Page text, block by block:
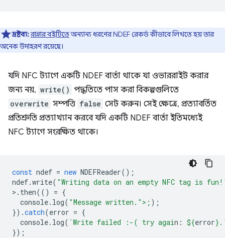
দ্রষ্টব্য:রান্নার বইটিতেঅন্যান্য ধরণের NDEF রেকর্ড কীভাবে লিখতে হয় তার
অনেক উদাহরণ রয়েছে।
যদি NFC ট্যাগে একটি NDEF বার্তা থাকে যা ওভাররাইট করার
জন্য নয়, write() পদ্ধতিতে পাস করা বিকল্পগুলিতে
overwrite সম্পত্তি false সেট করুন। সেই ক্ষেত্রে, প্রত্যাবর্তিত
প্রতিশ্রুতি প্রত্যাখ্যান করবে যদি একটি NDEF বার্তা ইতিমধ্যেই
NFC ট্যাগে সংরক্ষিত থাকে।
const ndef = new NDEFReader();
ndef.write( "Writing data on an empty NFC tag is
> . then(() = {
console. log( "Message written.">; );
}).catch(error = {
console. log( `Write failed :-( try again: ${error}
});